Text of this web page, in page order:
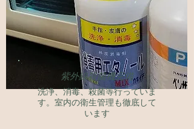
​紫外線殺菌機完備
​洗浄、消毒、殺菌等行っていま
す。室内の衛生管理も徹底して
います